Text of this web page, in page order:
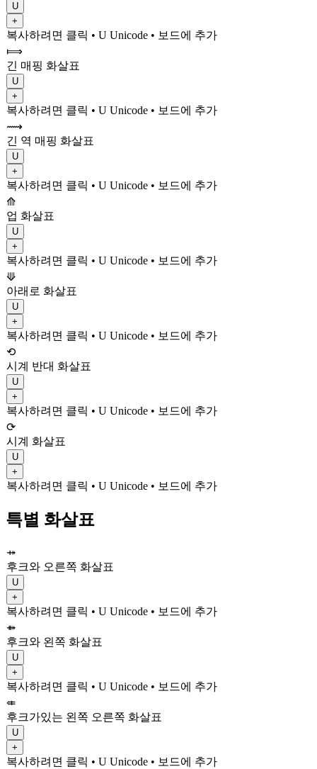
U
+
복사하려면 클릭 • U Unicode • 보드에 추가
⟾
긴 매핑 화살표
U
+
복사하려면 클릭 • U Unicode • 보드에 추가
⟿
긴 역 매핑 화살표
U
+
복사하려면 클릭 • U Unicode • 보드에 추가
⟰
업 화살표
U
+
복사하려면 클릭 • U Unicode • 보드에 추가
⟱
아래로 화살표
U
+
복사하려면 클릭 • U Unicode • 보드에 추가
⟲
시계 반대 화살표
U
+
복사하려면 클릭 • U Unicode • 보드에 추가
⟳
시계 화살표
U
+
복사하려면 클릭 • U Unicode • 보드에 추가
특별 화살표
⤀
후크와 오른쪽 화살표
U
+
복사하려면 클릭 • U Unicode • 보드에 추가
⤁
후크와 왼쪽 화살표
U
+
복사하려면 클릭 • U Unicode • 보드에 추가
⤂
후크가있는 왼쪽 오른쪽 화살표
U
+
복사하려면 클릭 • U Unicode • 보드에 추가